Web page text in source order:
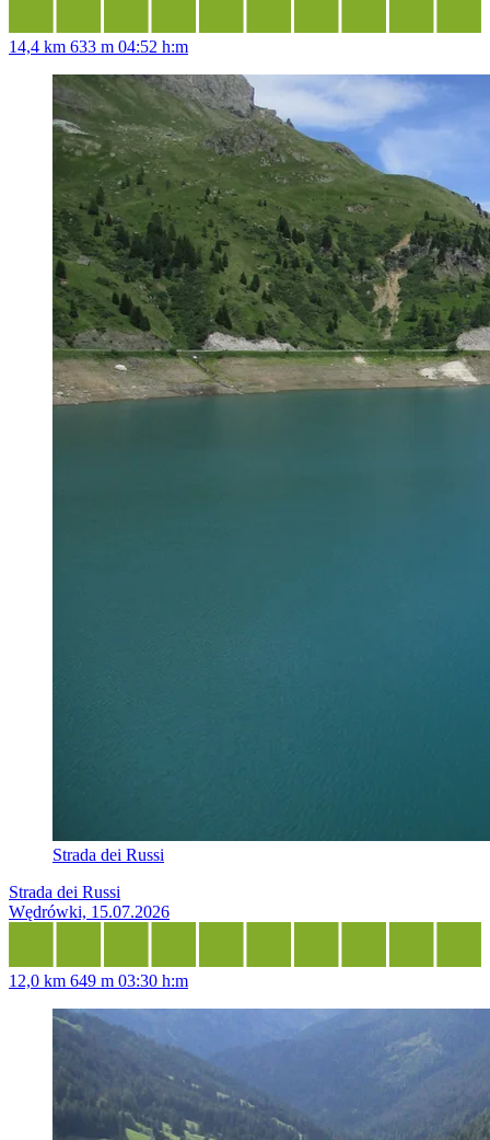
14,4 km 633 m 04:52 h:m
Strada dei Russi
Strada dei Russi
Wędrówki, 15.07.2026
12,0 km 649 m 03:30 h:m